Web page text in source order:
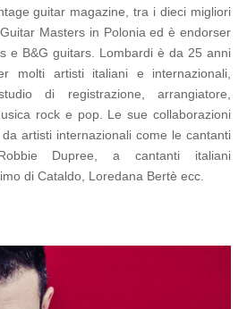
guitar magazine, tra i dieci migliori
Masters in Polonia ed è endorser
e B&G guitars. Lombardi è da 25 anni
molti artisti italiani e internazionali,
di registrazione, arrangiatore,
rock e pop. Le sue collaborazioni
artisti internazionali come le cantanti
Dupree, a cantanti italiani
di Cataldo, Loredana Bertè ecc.